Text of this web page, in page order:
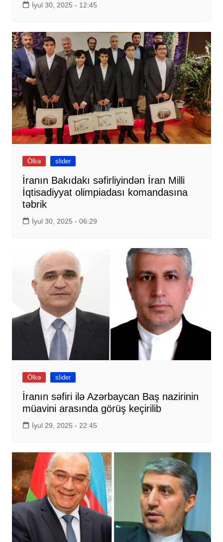
İyul 30, 2025 - 12:45
Ölkə slider
İranın Bakıdakı səfirliyindən İran Milli
İqtisadiyyat olimpiadası komandasına
təbrik
İyul 30, 2025 - 06:29
Ölkə slider
İranın səfiri ilə Azərbaycan Baş nazirinin
müavini arasında görüş keçirilib
İyul 29, 2025 - 22:45